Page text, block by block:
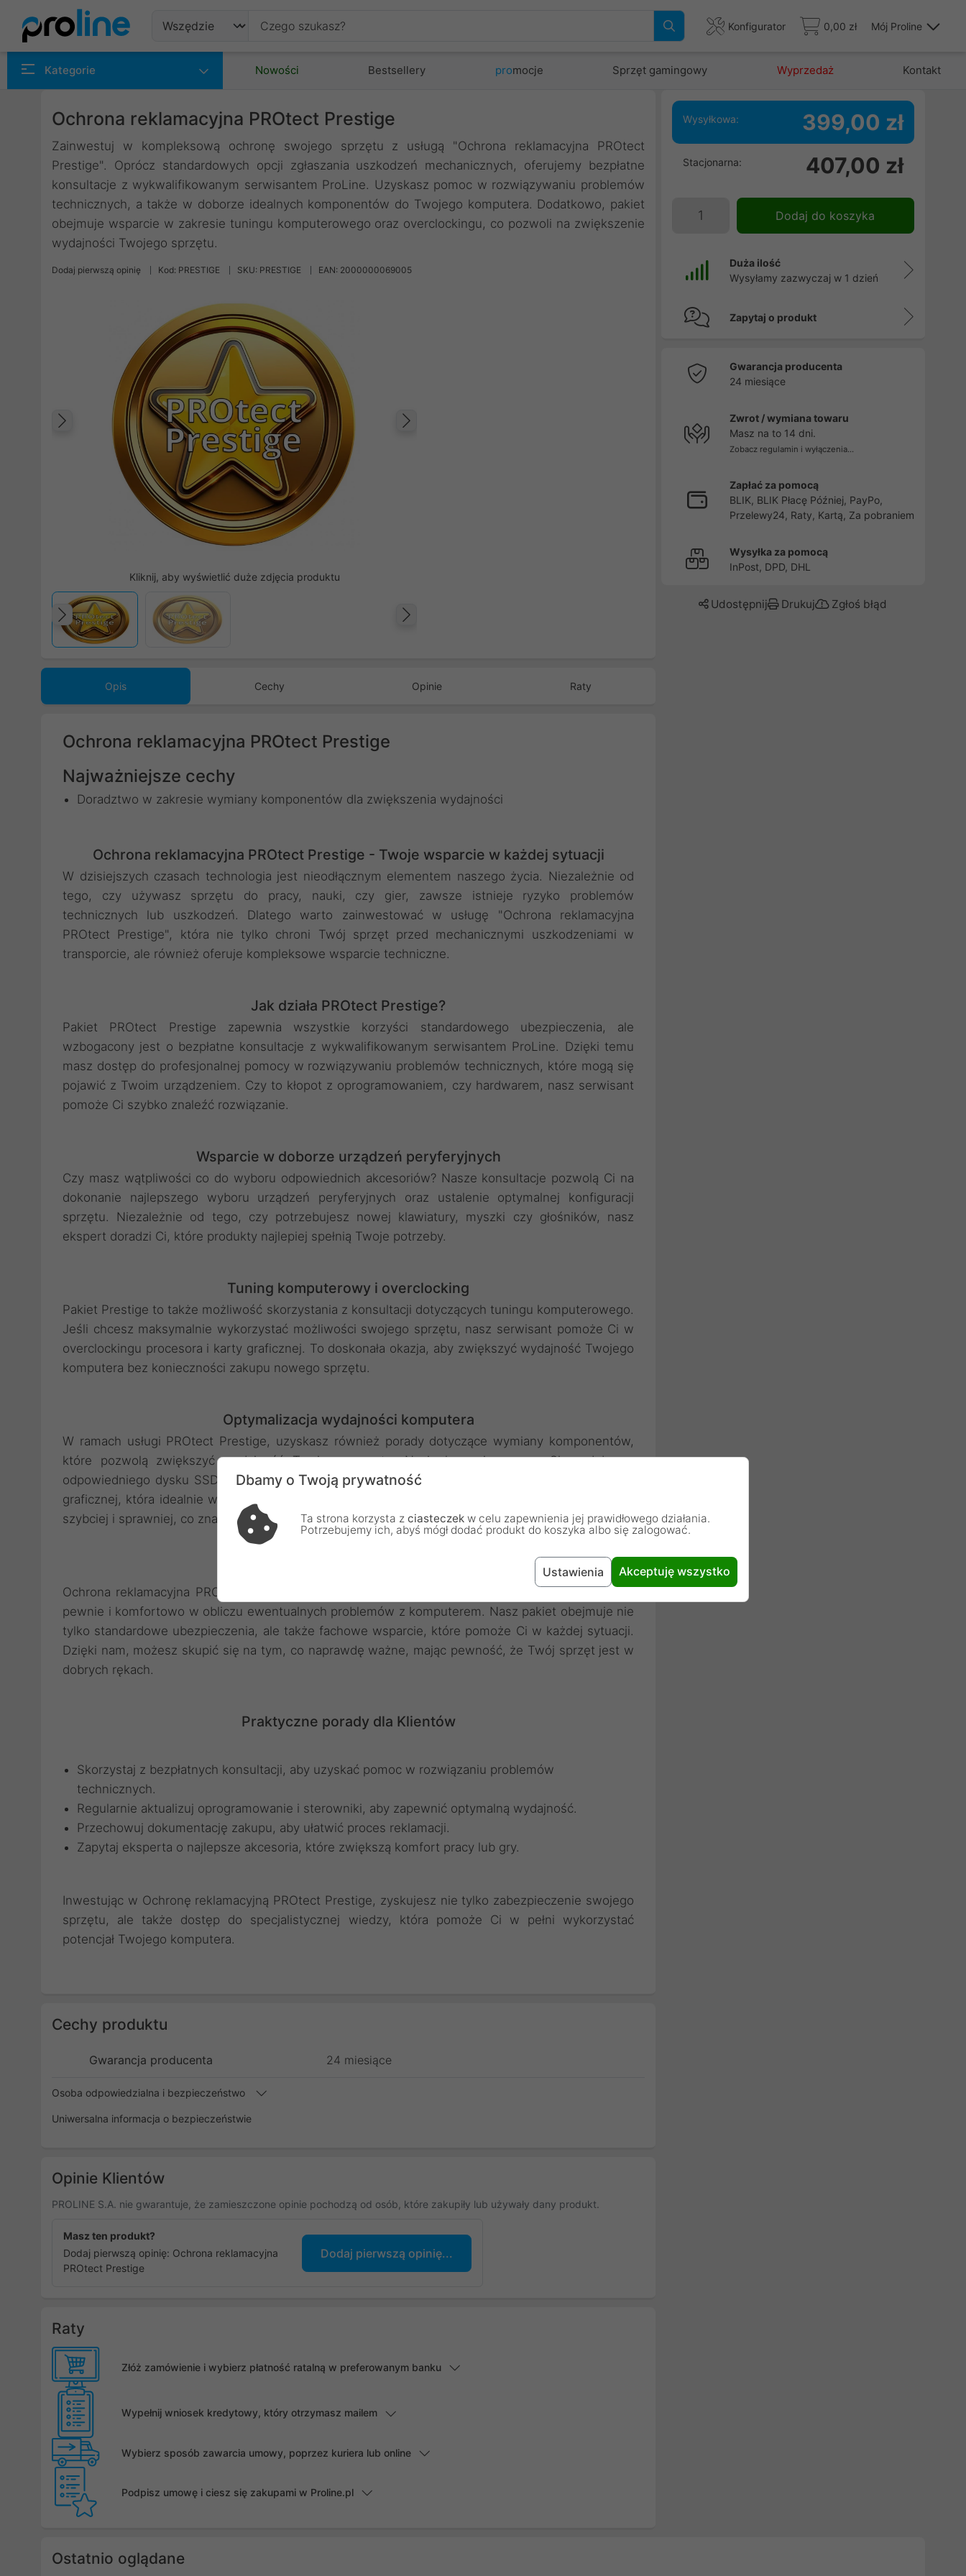
Kategorie
Konfigurator 0,00 zł Mój Proline
Kategorie Nowości Bestsellery promocje Sprzęt gamingowy Wyprzedaż Kontakt
Ochrona reklamacyjna PROtect Prestige
Zainwestuj w kompleksową ochronę swojego sprzętu z usługą "Ochrona reklamacyjna PROtect
Prestige". Oprócz standardowych opcji zgłaszania uszkodzeń mechanicznych, oferujemy bezpłatne
konsultacje z wykwalifikowanym serwisantem ProLine. Uzyskasz pomoc w rozwiązywaniu problemów
technicznych, a także w doborze idealnych komponentów do Twojego komputera. Dodatkowo, pakiet
obejmuje wsparcie w zakresie tuningu komputerowego oraz overclockingu, co pozwoli na zwiększenie
wydajności Twojego sprzętu.
Dodaj pierwszą opinię Kod: PRESTIGE SKU: PRESTIGE EAN: 2000000069005
Poprzedni
Kliknij, aby wyświetlić duże zdjęcia produktu
Poprzedni
Opis Cechy Opinie Raty
Ochrona reklamacyjna PROtect Prestige
Najważniejsze cechy
Doradztwo w zakresie wymiany komponentów dla zwiększenia wydajności
Ochrona reklamacyjna PROtect Prestige - Twoje wsparcie w każdej sytuacji
W dzisiejszych czasach technologia jest nieodłącznym elementem naszego życia. Niezależnie od
tego, czy używasz sprzętu do pracy, nauki, czy gier, zawsze istnieje ryzyko problemów
technicznych lub uszkodzeń. Dlatego warto zainwestować w usługę "Ochrona reklamacyjna
PROtect Prestige", która nie tylko chroni Twój sprzęt przed mechanicznymi uszkodzeniami w
transporcie, ale również oferuje kompleksowe wsparcie techniczne.
Jak działa PROtect Prestige?
Pakiet PROtect Prestige zapewnia wszystkie korzyści standardowego ubezpieczenia, ale
wzbogacony jest o bezpłatne konsultacje z wykwalifikowanym serwisantem ProLine. Dzięki temu
masz dostęp do profesjonalnej pomocy w rozwiązywaniu problemów technicznych, które mogą się
pojawić z Twoim urządzeniem. Czy to kłopot z oprogramowaniem, czy hardwarem, nasz serwisant
pomoże Ci szybko znaleźć rozwiązanie.
Wsparcie w doborze urządzeń peryferyjnych
Czy masz wątpliwości co do wyboru odpowiednich akcesoriów? Nasze konsultacje pozwolą Ci na
dokonanie najlepszego wyboru urządzeń peryferyjnych oraz ustalenie optymalnej konfiguracji
sprzętu. Niezależnie od tego, czy potrzebujesz nowej klawiatury, myszki czy głośników, nasz
ekspert doradzi Ci, które produkty najlepiej spełnią Twoje potrzeby.
Tuning komputerowy i overclocking
Pakiet Prestige to także możliwość skorzystania z konsultacji dotyczących tuningu komputerowego.
Jeśli chcesz maksymalnie wykorzystać możliwości swojego sprzętu, nasz serwisant pomoże Ci w
overclockingu procesora i karty graficznej. To doskonała okazja, aby zwiększyć wydajność Twojego
komputera bez konieczności zakupu nowego sprzętu.
Optymalizacja wydajności komputera
W ramach usługi PROtect Prestige, uzyskasz również porady dotyczące wymiany komponentów,
które pozwolą zwiększyć wydajność Twojego sprzętu. Nasi eksperci pomogą Ci w doborze
odpowiedniego dysku SSD, wymianie lub podkręceniu procesora oraz znalezieniu najlepszej karty
graficznej, która idealnie wpasuje się w Twoje potrzeby. Dzięki temu Twój komputer będzie działał
szybciej i sprawniej, co znacząco wpłynie na komfort użytkowania.
Ochrona reklamacyjna PROtect Prestige to idealne rozwiązanie dla każdego, kto pragnie czuć się
pewnie i komfortowo w obliczu ewentualnych problemów z komputerem. Nasz pakiet obejmuje nie
tylko standardowe ubezpieczenia, ale także fachowe wsparcie, które pomoże Ci w każdej sytuacji.
Dzięki nam, możesz skupić się na tym, co naprawdę ważne, mając pewność, że Twój sprzęt jest w
dobrych rękach.
Praktyczne porady dla Klientów
Skorzystaj z bezpłatnych konsultacji, aby uzyskać pomoc w rozwiązaniu problemów
technicznych.
Regularnie aktualizuj oprogramowanie i sterowniki, aby zapewnić optymalną wydajność.
Przechowuj dokumentację zakupu, aby ułatwić proces reklamacji.
Zapytaj eksperta o najlepsze akcesoria, które zwiększą komfort pracy lub gry.
Inwestując w Ochronę reklamacyjną PROtect Prestige, zyskujesz nie tylko zabezpieczenie swojego
sprzętu, ale także dostęp do specjalistycznej wiedzy, która pomoże Ci w pełni wykorzystać
potencjał Twojego komputera.
Cechy produktu
Gwarancja producenta 24 miesiące
Osoba odpowiedzialna i bezpieczeństwo
Uniwersalna informacja o bezpieczeństwie
Opinie Klientów
PROLINE S.A. nie gwarantuje, że zamieszczone opinie pochodzą od osób, które zakupiły lub używały dany produkt.
Masz ten produkt?
Dodaj pierwszą opinię: Ochrona reklamacyjna
PROtect Prestige
Dodaj pierwszą opinię...
Raty
Złóż zamówienie i wybierz płatność ratalną w preferowanym banku
Wypełnij wniosek kredytowy, który otrzymasz mailem
Wybierz sposób zawarcia umowy, poprzez kuriera lub online
Podpisz umowę i ciesz się zakupami w Proline.pl
Wysyłkowa: 399,00 zł
Stacjonarna: 407,00 zł
Dodaj do koszyka
Duża ilość
Wysyłamy zazwyczaj w 1 dzień
Zapytaj o produkt
Gwarancja producenta
24 miesiące
Zwrot / wymiana towaru
Masz na to 14 dni.
Zobacz regulamin i wyłączenia...
Zapłać za pomocą
BLIK, BLIK Płacę Później, PayPo,
Przelewy24, Raty, Kartą, Za pobraniem
Wysyłka za pomocą
InPost, DPD, DHL
Udostępnij Drukuj Zgłoś błąd
Ostatnio oglądane
Dbamy o Twoją prywatność
Ta strona korzysta z ciasteczek w celu zapewnienia jej prawidłowego działania.
Potrzebujemy ich, abyś mógł dodać produkt do koszyka albo się zalogować.
Ustawienia Akceptuję wszystko